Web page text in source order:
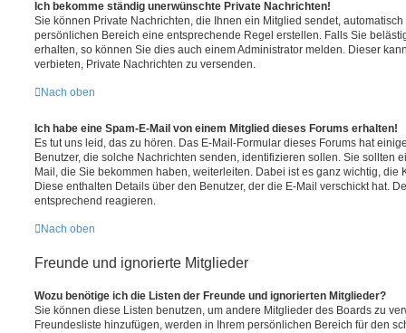
Ich bekomme ständig unerwünschte Private Nachrichten!
Sie können Private Nachrichten, die Ihnen ein Mitglied sendet,
persönlichen Bereich eine entsprechende Regel erstellen. Falls Sie
erhalten, so können Sie dies auch einem Administrator melden. Dieser
verbieten, Private Nachrichten zu versenden.
Nach oben
Ich habe eine Spam-E-Mail von einem Mitglied dieses Forums erhalten!
Es tut uns leid, das zu hören. Das E-Mail-Formular dieses Forums hat
Benutzer, die solche Nachrichten senden, identifizieren sollen. Sie sollten
Mail, die Sie bekommen haben, weiterleiten. Dabei ist es ganz wichtig, die
Diese enthalten Details über den Benutzer, der die E-Mail verschickt hat.
entsprechend reagieren.
Nach oben
Freunde und ignorierte Mitglieder
Wozu benötige ich die Listen der Freunde und ignorierten Mitglieder?
Sie können diese Listen benutzen, um andere Mitglieder des Boards zu
Freundesliste hinzufügen, werden in Ihrem persönlichen Bereich für den